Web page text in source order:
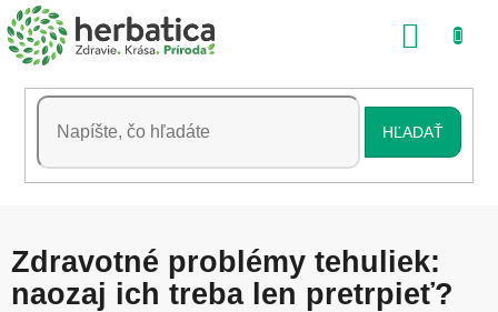
Prejsť
na
obsah
HĽADAŤ
Zdravotné problémy tehuliek:
naozaj ich treba len pretrpieť?